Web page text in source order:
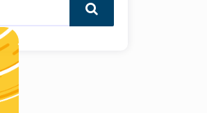
Search